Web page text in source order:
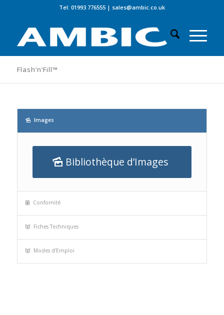
Tel: 01993 776555| sales@ambic.co.uk
Flash‘n’Fill™
Images
Bibliothèque d’Images
Confomité
Fiches Techniques
Modes d’Emploi